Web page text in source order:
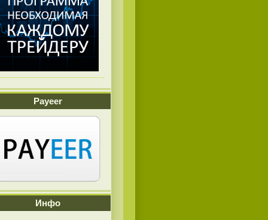
Payeer
Инфо